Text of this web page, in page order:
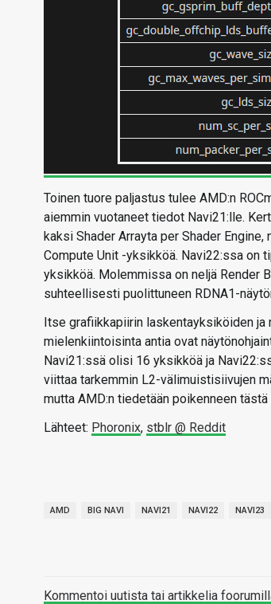
Toinen tuore paljastus tulee AMD:n
aiemmin vuotaneet tiedot Navi21:lle.
kaksi Shader Arrayta per Shader
Compute Unit -yksikköä. Navi22:ssa on
yksikköä. Molemmissa on neljä Render
suhteellisesti puolittuneen RDNA1-
Itse grafiikkapiirin laskentayksiköiden
mielenkiintoisinta antia ovat
Navi21:ssä olisi 16 yksikköä ja
viittaa tarkemmin L2-välimuistisiivujen
mutta AMD:n tiedetään poikenneen
Lähteet: Phoronix, stblr @ Reddit
AMD BIG NAVI NAVI21 NAVI22 NAVI23
Kommentoi uutista tai artikkelia